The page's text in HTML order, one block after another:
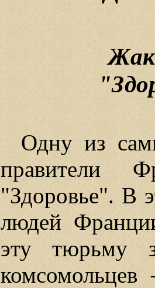
Одну из
правители
"Здоровье". В
людей
эту тюрьму